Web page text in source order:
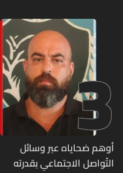
3
أوهم ضحاياه عبر وسائل
التّواصل الاجتماعي بقدرته